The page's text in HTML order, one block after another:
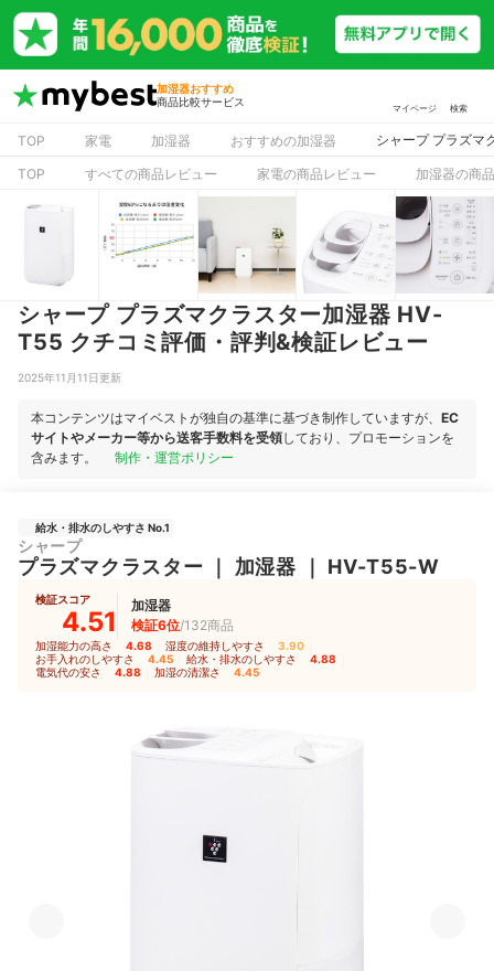
加湿器おすすめ
商品比較サービス
マイページ 検索
TOP 家電 加湿器 おすすめの加湿器 シャープ プラズマ
TOP すべての商品レビュー 家電の商品レビュー 加湿器の商
シャープ プラズマクラスター加湿器 HV-
T55 クチコミ評価・評判&検証レビュー
2025年11月11日更新
本コンテンツはマイベストが独自の基準に基づき制作していますが、 EC
サイトやメーカー等から送客手数料を受領しており、プロモーションを
含みます。
制作・運営ポリシー
給水・排水のしやすさ No.1
シャープ
プラズマクラスター 加湿器 HV-T55-W
検証スコア
4.51
加湿器
検証6位/132商品
加湿能力の高さ 4.68 湿度の維持しやすさ 3.90
お手入れのしやすさ 4.45 給水・排水のしやすさ 4.88
電気代の安さ 4.88 加湿の清潔さ 4.45